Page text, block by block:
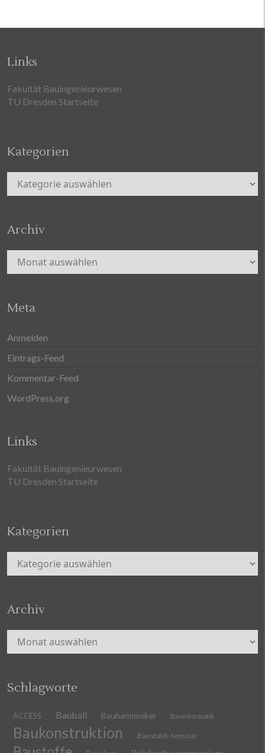
Links
Fakultät Bauingenieurwesen
TU Dresden Startseite
Kategorien
Kategorien
Archiv
Archiv
Meta
Anmelden
Eintrags-Feed
Kommentar-Feed
WordPress.org
Links
Fakultät Bauingenieurwesen
TU Dresden Startseite
Kategorien
Kategorien
Archiv
Archiv
Schlagworte
ACCESS Bauball Bauharmoniker Bauinformatik
Baukonstruktion Baustatik-Seminar